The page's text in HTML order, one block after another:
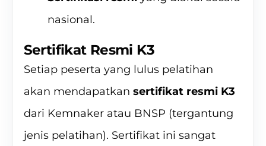
nasional.
Sertifikat Resmi K3
Setiap peserta yang lulus pelatihan
akan mendapatkan sertifikat resmi K3
dari Kemnaker atau BNSP (tergantung
jenis pelatihan). Sertifikat ini sangat